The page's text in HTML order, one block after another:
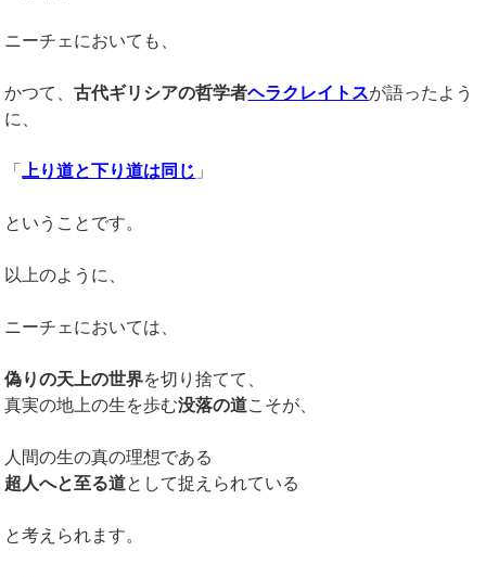
ニーチェにおいても、
かつて、古代ギリシアの哲学者ヘラクレイトスが語ったよう
に、
「上り道と下り道は同じ 」
ということです。
以上のように、
ニーチェにおいては、
偽りの天上の世界を切り捨てて、
真実の地上の生を歩む没落の道こそが、
人間の生の真の理想である
超人へと至る道として捉えられている
と考えられます。